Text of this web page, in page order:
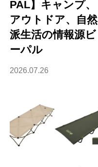
PAL】キャンプ、
アウトドア、自然
派生活の情報源ビ
ーパル
2026.07.26